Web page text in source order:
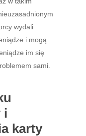
wydali
i mogą
im się
sami.
i
karty